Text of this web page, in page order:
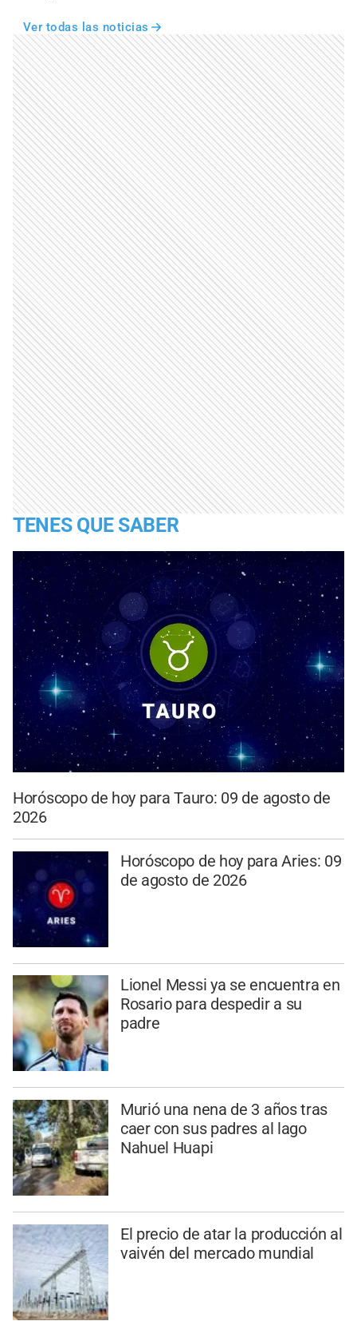
Ver todas las noticias
TENES QUE SABER
Horóscopo de hoy para Tauro: 09 de agosto de
2026
Horóscopo de hoy para Aries: 09
de agosto de 2026
Lionel Messi ya se encuentra en
Rosario para despedir a su
padre
Murió una nena de 3 años tras
caer con sus padres al lago
Nahuel Huapi
El precio de atar la producción al
vaivén del mercado mundial